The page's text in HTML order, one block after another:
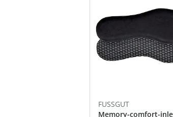
FUSSGUT
Memory-comfort-